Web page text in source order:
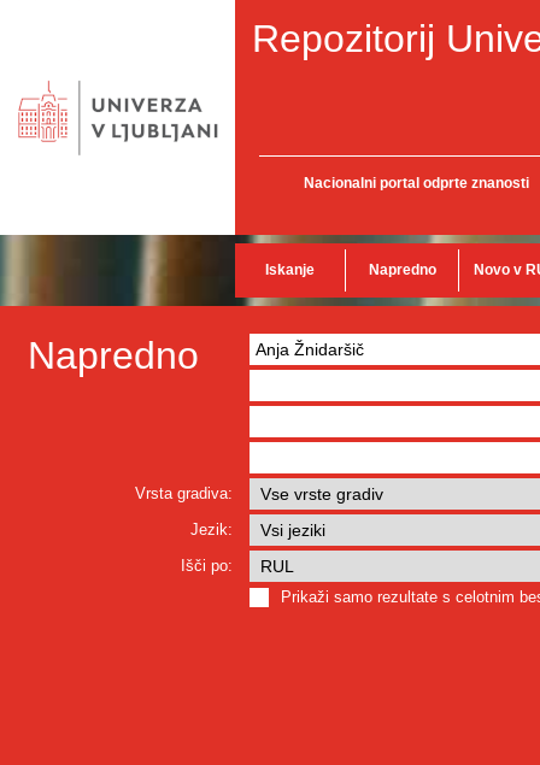
Repozitorij
Nacionalni portal odprte znanosti
Iskanje Napredno Novo v
Napredno
Vrsta gradiva:
Jezik:
Išči po:
Prikaži samo rezultate s celotnim